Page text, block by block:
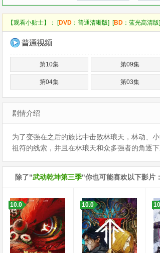
【观看小贴士】： [DVD ：普通清晰版] [BD ：蓝光高清
第10集 第09集
第04集 第03集
剧情介绍
为了变强在之后的族比中击败林琅天，林动、
祖符的线索，并且在林琅天和众多强者的角逐
除了"武动乾坤第三季"你也可能喜欢以下影片：
10.0 10.0